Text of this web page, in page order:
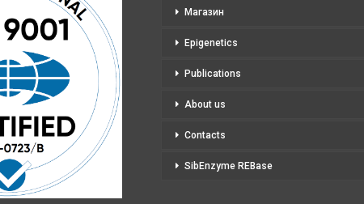
Магазин
Epigenetics
Publications
About us
Contacts
SibEnzyme REBase